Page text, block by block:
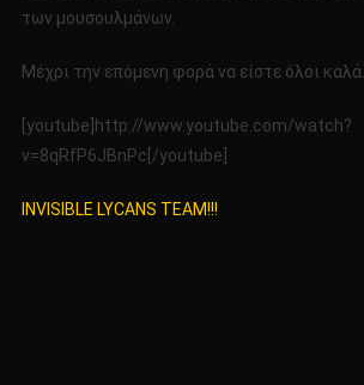
των μουσουλμάνων.
Μέχρι την επόμενη φορά να είστε όλοι καλά…
[youtube]http://www.youtube.com/watch?
v=8qRfP6JBnPc[/youtube]
INVISIBLE LYCANS TEAM!!!